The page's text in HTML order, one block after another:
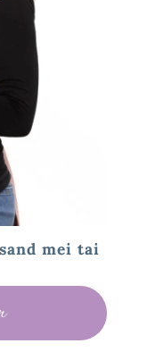
mei tai